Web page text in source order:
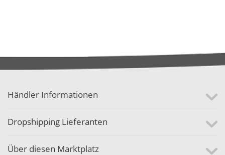
Händler Informationen
Dropshipping Lieferanten
Über diesen Marktplatz